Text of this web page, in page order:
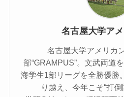
名古屋大学ア
名古屋大学アメリカ
部“GRAMPUS”。文武両道
海学生1部リーグを全勝優勝
り越え、今年こそ“打倒